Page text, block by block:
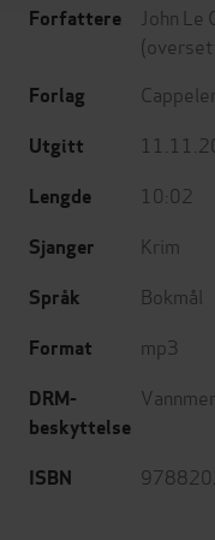
Forfattere John Le
Forlag
Utgitt
Lengde 10:02
Sjanger Krim
Språk Bokmål
Format mp3
DRM-
beskyttelse
ISBN